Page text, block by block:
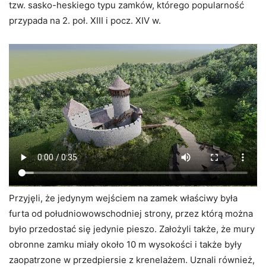
tzw. sasko-heskiego typu zamków, którego popularność
przypada na 2. poł. XIII i pocz. XIV w.
Przyjęli, że jedynym wejściem na zamek właściwy była
furta od południowowschodniej strony, przez którą można
było przedostać się jedynie pieszo. Założyli także, że mury
obronne zamku miały około 10 m wysokości i także były
zaopatrzone w przedpiersie z krenelażem. Uznali również,